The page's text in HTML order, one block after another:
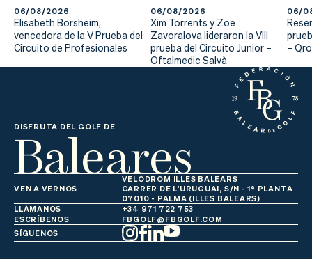
06/08/2026
Elisabeth Borsheim,
vencedora de la V Prueba del
Circuito de Profesionales
06/08/2026
Xim Torrents y Zoe
Zavoralova lideraron la VIII
prueba del Circuito Junior –
Oftalmedic Salvà
06/
–
DISFRUTA DEL GOLF DE
Baleares
VEN A VERNOS
VELÒDROM ILLES BALEARS
CARRER DE L'URUGUAI, S/N - 1ª PLANTA
07010 - PALMA (ILLES BALEARS)
LLÁMANOS
+34 971 722 753
ESCRÍBENOS
FBGOLF@FBGOLF.COM
SÍGUENOS